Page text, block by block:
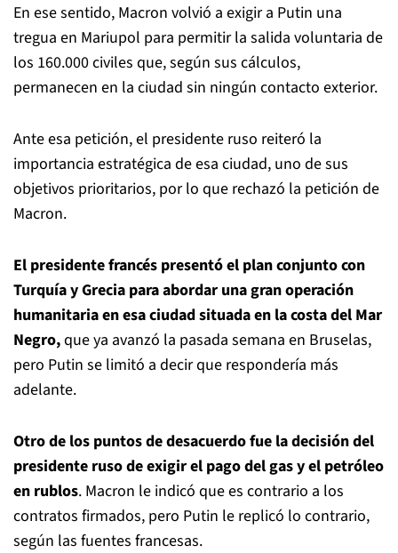
En ese sentido, Macron volvió a exigir a Putin una
tregua en Mariupol para permitir la salida voluntaria de
los 160.000 civiles que, según sus cálculos,
permanecen en la ciudad sin ningún contacto exterior.
Ante esa petición, el presidente ruso reiteró la
importancia estratégica de esa ciudad, uno de sus
objetivos prioritarios, por lo que rechazó la petición de
Macron.
El presidente francés presentó el plan conjunto con
Turquía y Grecia para abordar una gran operación
humanitaria en esa ciudad situada en la costa del Mar
Negro,que ya avanzó la pasada semana en Bruselas,
pero Putin se limitó a decir que respondería más
adelante.
Otro de los puntos de desacuerdo fue la decisión del
presidente ruso de exigir el pago del gas y el petróleo
en rublos. Macron le indicó que es contrario a los
contratos firmados, pero Putin le replicó lo contrario,
según las fuentes francesas.